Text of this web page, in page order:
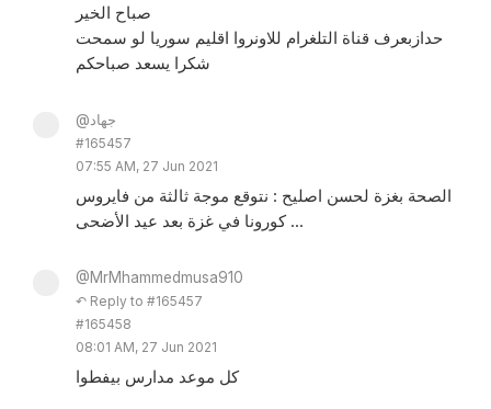
صباح الخير
حدازبعرف قناة التلغرام للاونروا اقليم سوريا لو سمحت
شكرا يسعد صباحكم
@جهاد
#165457
07:55 AM, 27 Jun 2021
الصحة بغزة لحسن اصليح : نتوقع موجة ثالثة من فايروس
كورونا في غزة بعد عيد الأضحى ...
@MrMhammedmusa910
↶ Reply to #165457
#165458
08:01 AM, 27 Jun 2021
كل موعد مدارس بيفطوا